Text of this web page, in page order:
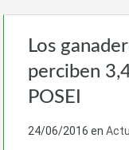
Los
perciben
POSEI
24/06/2016 en